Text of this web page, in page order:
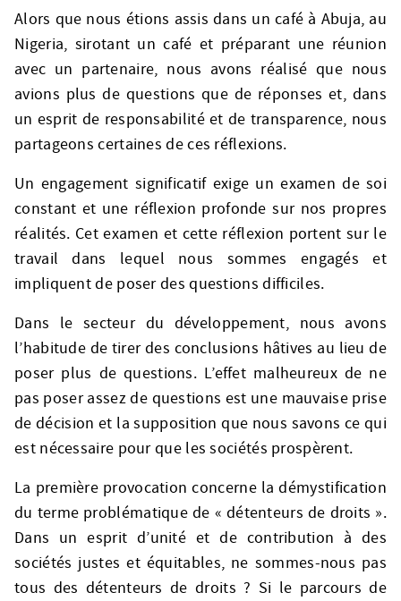
Alors que nous étions assis dans un café à Abuja, au
Nigeria, sirotant un café et préparant une réunion
avec un partenaire, nous avons réalisé que nous
avions plus de questions que de réponses et, dans
un esprit de responsabilité et de transparence, nous
partageons certaines de ces réflexions.
Un engagement significatif exige un examen de soi
constant et une réflexion profonde sur nos propres
réalités. Cet examen et cette réflexion portent sur le
travail dans lequel nous sommes engagés et
impliquent de poser des questions difficiles.
Dans le secteur du développement, nous avons
l’habitude de tirer des conclusions hâtives au lieu de
poser plus de questions. L’effet malheureux de ne
pas poser assez de questions est une mauvaise prise
de décision et la supposition que nous savons ce qui
est nécessaire pour que les sociétés prospèrent.
La première provocation concerne la démystification
du terme problématique de « détenteurs de droits ».
Dans un esprit d’unité et de contribution à des
sociétés justes et équitables, ne sommes-nous pas
tous des détenteurs de droits ? Si le parcours de